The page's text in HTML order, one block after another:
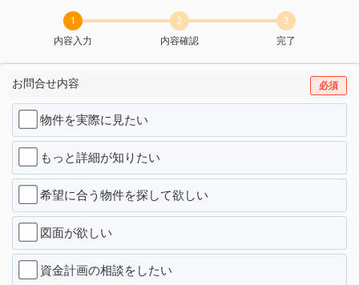
1
内容入力
2
内容確認
3
完了
お問合せ内容 必須
物件を実際に見たい
もっと詳細が知りたい
希望に合う物件を探して欲しい
図面が欲しい
資金計画の相談をしたい